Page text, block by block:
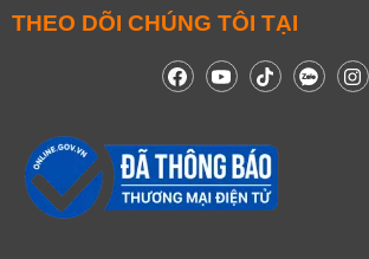
THEO DÕI CHÚNG TÔI TẠI